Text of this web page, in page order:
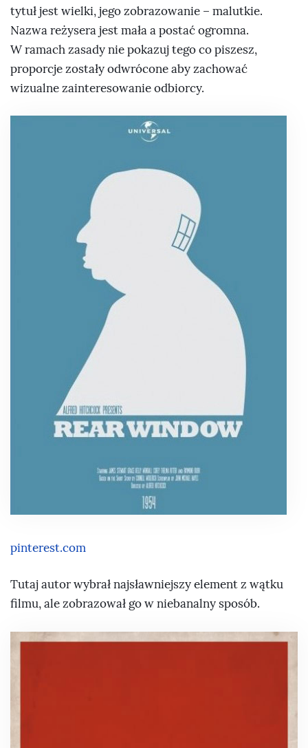
tytuł jest wielki, jego zobrazowanie – malutkie.
Nazwa reżysera jest mała a postać ogromna.
W ramach zasady nie pokazuj tego co piszesz,
proporcje zostały odwrócone aby zachować
wizualne zainteresowanie odbiorcy.
pinterest.com
Tutaj autor wybrał najsławniejszy element z wątku
filmu, ale zobrazował go w niebanalny sposób.